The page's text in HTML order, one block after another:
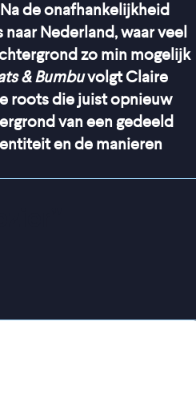
de onafhankelijkheid
Nederland, waar veel
zo min mogelijk
& Bumbuvolgt Claire
roots die juist opnieuw
van een gedeeld
en de manieren